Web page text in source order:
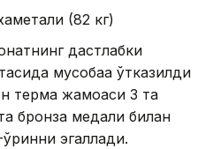
(82 кг)
дастлабки
мусобақа ўтказилди
терма жамоаси 3 та
бронза медали билан
эгаллади.